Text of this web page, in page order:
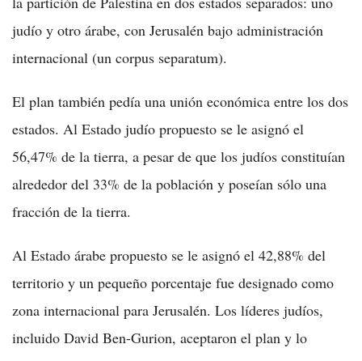
judío y otro árabe, con Jerusalén bajo administración
internacional (un corpus separatum).
El plan también pedía una unión económica entre los dos
estados. Al Estado judío propuesto se le asignó el
56,47% de la tierra, a pesar de que los judíos constituían
alrededor del 33% de la población y poseían sólo una
fracción de la tierra.
Al Estado árabe propuesto se le asignó el 42,88% del
territorio y un pequeño porcentaje fue designado como
zona internacional para Jerusalén. Los líderes judíos,
incluido David Ben-Gurion, aceptaron el plan y lo